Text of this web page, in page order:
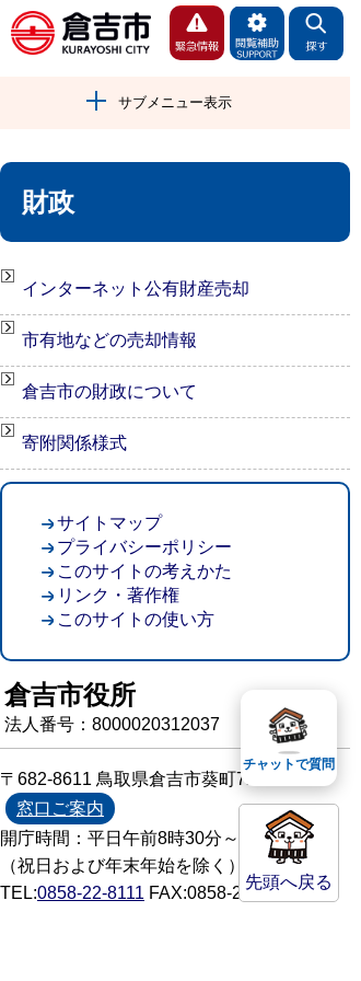
サブメニュー表示
財政
インターネット公有財産売却
市有地などの売却情報
倉吉市の財政について
寄附関係様式
先頭へ戻る
サイトマップ
プライバシーポリシー
このサイトの考えかた
リンク・著作権
このサイトの使い方
倉吉市役所
法人番号：8000020312037
〒682-8611 鳥取県倉吉市葵町722
窓口ご案内
開庁時間：平日午前8時30分～午後5時15分
（祝日および年末年始を除く）
TEL:0858-22-8111 FAX:0858-22-1087
チャットで質問